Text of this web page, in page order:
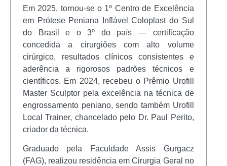
Em 2025, tornou-se o 1º Centro de Excelência
em Prótese Peniana Inflável Coloplast do Sul
do Brasil e o 3º do país — certificação
concedida a cirurgiões com alto volume
cirúrgico, resultados clínicos consistentes e
aderência a rigorosos padrões técnicos e
científicos. Em 2024, recebeu o Prêmio Urofill
Master Sculptor pela excelência na técnica de
engrossamento peniano, sendo também Urofill
Local Trainer, chancelado pelo Dr. Paul Perito,
criador da técnica.
Graduado pela Faculdade Assis Gurgacz
(FAG), realizou residência em Cirurgia Geral no